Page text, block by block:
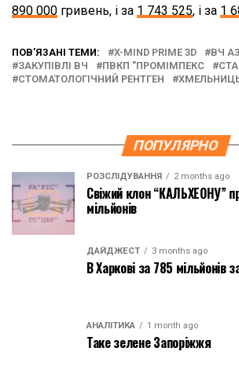
890 000 гривень, і за 1 743 525, і за 1
ПОВ’ЯЗАНІ ТЕМИ: X-MIND PRIME 3D
ВЧ
ЗАКУПІВЛІ ВЧ
ПВКП "ПРОМІМПЕКС
СТОМАТОЛОГІЧНИЙ РЕНТГЕН
ПОПУЛЯРНО
РОЗСЛІДУВАННЯ 2 months ago
Свіжий клон “КАЛЬХЕОНУ”
мільйонів
ДАЙДЖЕСТ 3 months ago
В Харкові за 785 мільйонів
АНАЛІТИКА 1 month ago
Таке зелене Запоріжжя